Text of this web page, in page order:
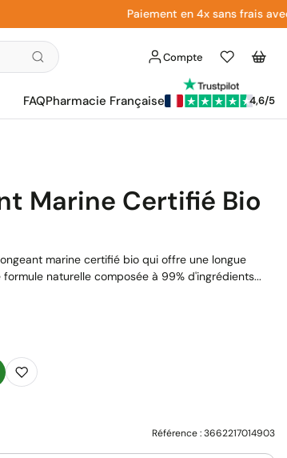
Paiement en 4x sans frais avec
Compte
Liste
d'envies
Panier
FAQPharmacie Française 4,6/5
Marine Certifié Bio
marine certifié bio qui offre une longue
naturelle composée à 99% d'ingrédients...
Référence :3662217014903